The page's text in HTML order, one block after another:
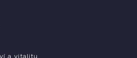
a vitalitu